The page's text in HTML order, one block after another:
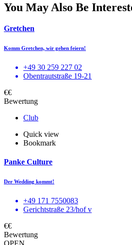
You May Also Be
Gretchen
Komm Gretchen, wir gehen feiern!
+49 30 259 227 02
Obentrautstraße 19-21
€€
Bewertung
Club
Quick view
Bookmark
Panke Culture
Der Wedding kommt!
+49 171 7550083
Gerichtstraße 23/hof v
€€
Bewertung
OPEN